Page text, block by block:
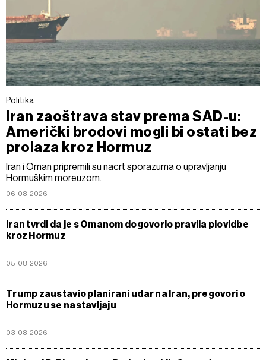
Politika
Iran zaoštrava stav prema SAD-u:
Američki brodovi mogli bi ostati bez
prolaza kroz Hormuz
Iran i Oman pripremili su nacrt sporazuma o upravljanju
Hormuškim moreuzom.
06.08.2026
Iran tvrdi da je s Omanom dogovorio pravila plovidbe
kroz Hormuz
05.08.2026
Trump zaustavio planirani udar na Iran, pregovori o
Hormuzu se nastavljaju
03.08.2026